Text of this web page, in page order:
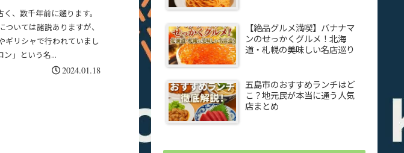
、数千年前に遡ります。
いては諸説ありますが、
ギリシャで行われていまし
ン」という名...
2024.01.18
【絶品グルメ満喫】バナナマ
ンのせっかくグルメ！北海
道・札幌の美味しい名店巡り
五島市のおすすめランチはど
こ？地元民が本当に通う人気
店まとめ